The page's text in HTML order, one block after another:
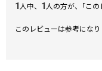
1人中、 1人の方が、｢この
このレビューは参考になり